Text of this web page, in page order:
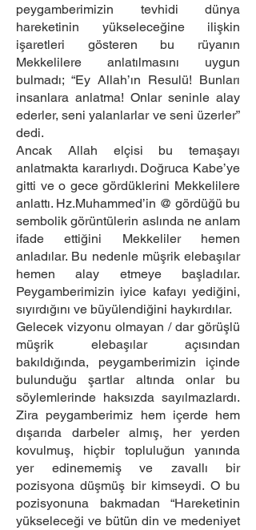
peygamberimizin tevhidi dünya
hareketinin yükseleceğine ilişkin
işaretleri gösteren bu rüyanın
Mekkelilere anlatılmasını uygun
bulmadı; “Ey Allah’ın Resulü! Bunları
insanlara anlatma! Onlar seninle alay
ederler, seni yalanlarlar ve seni üzerler”
dedi.
Ancak Allah elçisi bu temaşayı
anlatmakta kararlıydı. Doğruca Kabe’ye
gitti ve o gece gördüklerini Mekkelilere
anlattı. Hz.Muhammed’in @ gördüğü bu
sembolik görüntülerin aslında ne anlam
ifade ettiğini Mekkeliler hemen
anladılar. Bu nedenle müşrik elebaşılar
hemen alay etmeye başladılar.
Peygamberimizin iyice kafayı yediğini,
sıyırdığını ve büyülendiğini haykırdılar.
Gelecek vizyonu olmayan / dar görüşlü
müşrik elebaşılar açısından
bakıldığında, peygamberimizin içinde
bulunduğu şartlar altında onlar bu
söylemlerinde haksızda sayılmazlardı.
Zira peygamberimiz hem içerde hem
dışarıda darbeler almış, her yerden
kovulmuş, hiçbir topluluğun yanında
yer edinememiş ve zavallı bir
pozisyona düşmüş bir kimseydi. O bu
pozisyonuna bakmadan “Hareketinin
yükseleceği ve bütün din ve medeniyet